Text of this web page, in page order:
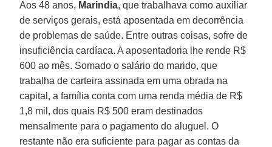
Aos 48 anos, Marindia, que trabalhava como auxiliar
de serviços gerais, está aposentada em decorrência
de problemas de saúde. Entre outras coisas, sofre de
insuficiência cardíaca. A aposentadoria lhe rende R$
600 ao mês. Somado o salário do marido, que
trabalha de carteira assinada em uma obrada na
capital, a família conta com uma renda média de R$
1,8 mil, dos quais R$ 500 eram destinados
mensalmente para o pagamento do aluguel. O
restante não era suficiente para pagar as contas da